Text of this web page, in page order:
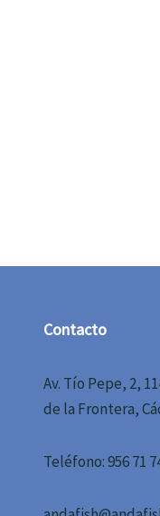
Contacto
Av. Tío Pepe, 2,
de la Frontera,
Teléfono: 956 71